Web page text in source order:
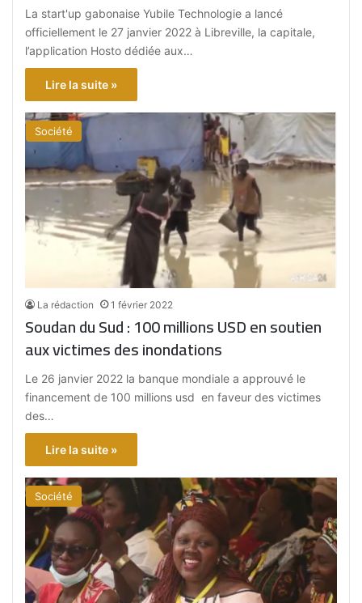
La start'up gabonaise Yubile Technologie a lancé
officiellement le 27 janvier 2022 à Libreville, la capitale,
l’application Hosto dédiée aux…
Lire la suite »
Société
La rédaction 1 février 2022
Soudan du Sud : 100 millions USD en soutien
aux victimes des inondations
Le 26 janvier 2022 la banque mondiale a approuvé le
financement de 100 millions usd en faveur des victimes
des…
Lire la suite »
Société